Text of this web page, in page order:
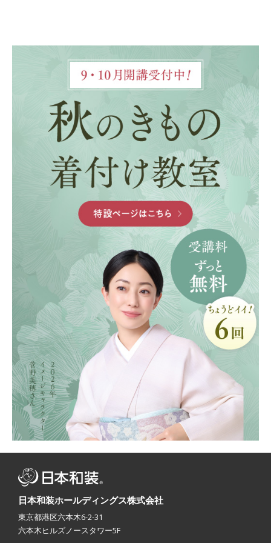
日本和装ホールディングス株式会社
東京都港区六本木6-2-31
六本木ヒルズノースタワー5F